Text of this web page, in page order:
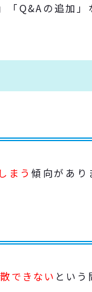
「Q&Aの追加」
まう傾向があり
できない という